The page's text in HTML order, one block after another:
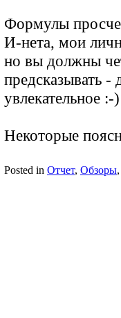
Формулы
И-нета, мои
но вы должны
предсказывать -
увлекательное :-
Некоторые
Posted in Отчет, Обзоры